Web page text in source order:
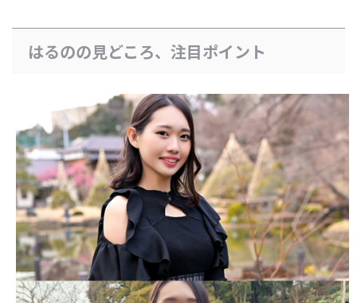
はるのの見どころ、注目ポイント